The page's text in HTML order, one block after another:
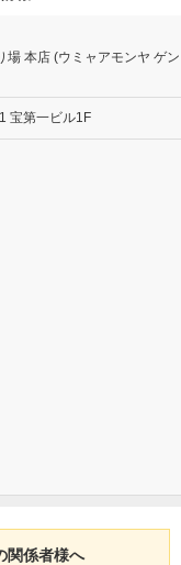
場 本店 (ウミャアモンヤ ゲン
宝第一ビル1F
関係者様へ